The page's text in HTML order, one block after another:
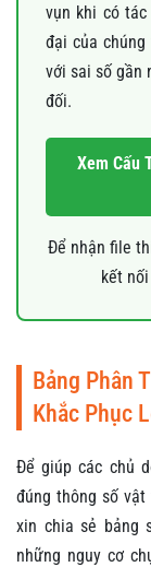
vụn khi có
đại của
với sai số gần
đối.
Xem Cấu
Để nhận file
kết
Bảng Phân
Khắc Phục
Để giúp các chủ
đúng thông số
xin chia sẻ bảng
những nguy cơ